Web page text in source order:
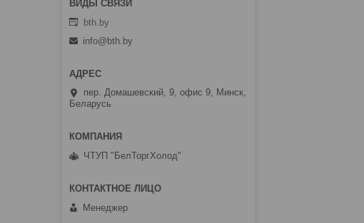
bth.by
info@bth.by
пер. Домашевский, 9, офис 9, Минск,
Беларусь
ЧТУП "БелТоргХолод"
Менеджер